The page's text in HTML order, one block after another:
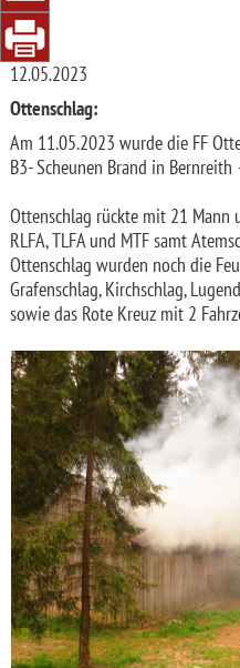
12.05.2023
Ottenschlag:
Am 11.05.2023 wurde die FF
B3- Scheunen Brand in
Ottenschlag rückte mit 21 Mann
RLFA, TLFA und MTF samt
Ottenschlag wurden noch die
Grafenschlag, Kirchschlag,
sowie das Rote Kreuz mit 2